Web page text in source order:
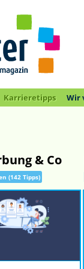
Karrieretipps Wir
& Co
(142 Tipps)